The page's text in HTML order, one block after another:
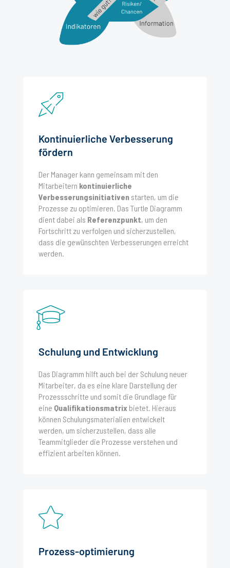
Kontinuierliche Verbesserung
fördern
Der Manager kann gemeinsam mit den
Mitarbeitern kontinuierliche
Verbesserungsinitiativen starten, um die
Prozesse zu optimieren. Das Turtle Diagramm
dient dabei als Referenzpunkt, um den
Fortschritt zu verfolgen und sicherzustellen,
dass die gewünschten Verbesserungen erreicht
werden.
Schulung und Entwicklung
Das Diagramm hilft auch bei der Schulung neuer
Mitarbeiter, da es eine klare Darstellung der
Prozessschritte und somit die Grundlage für
eine Qualifikationsmatrix bietet. Hieraus
können Schulungsmaterialien entwickelt
werden, um sicherzustellen, dass alle
Teammitglieder die Prozesse verstehen und
effizient arbeiten können.
Prozess-optimierung